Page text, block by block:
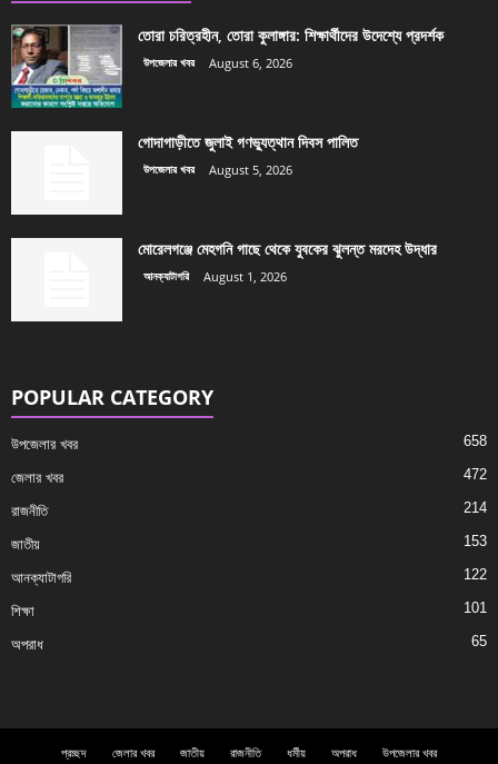
তোরা চরিত্রহীন, তোরা কুলাঙ্গার: শিক্ষার্থীদের উদেশ্যে প্রদর্শক
উপজেলার খবর August 6, 2026
গোদাগাড়ীতে জুলাই গণভ্যুত্থান দিবস পালিত
উপজেলার খবর August 5, 2026
মোরেলগঞ্জে মেহগনি গাছে থেকে যুবকের ঝুলন্ত মরদেহ উদ্ধার
আনক্যাটাগরি August 1, 2026
POPULAR CATEGORY
উপজেলার খবর 658
জেলার খবর 472
রাজনীতি 214
জাতীয় 153
আনক্যাটাগরি 122
শিক্ষা 101
অপরাধ 65
প্রচ্ছদ জেলার খবর জাতীয় রাজনীতি ধর্মীয় অপরাধ উপজেলার খবর